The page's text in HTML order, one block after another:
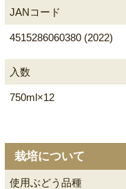
JANコード
4515286060380 (2022)
入数
750ml×12
栽培について
使用ぶどう品種